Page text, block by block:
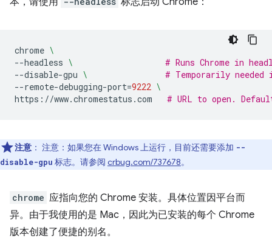
chrome \
--headless \
# Runs Chrome in
--disable-gpu \
# Temporarily needed
--remote-debugging-port=9222 \
https://www.chromestatus.com
# URL to open.
注意 ： 注意：如果您在 Windows 上运行，目前还需要添加 --
disable-gpu 标志。请参阅 crbug.com/737678。
chrome 应指向您的 Chrome 安装。具体位置因平台而
异。由于我使用的是 Mac，因此为已安装的每个 Chrome
版本创建了便捷的别名。